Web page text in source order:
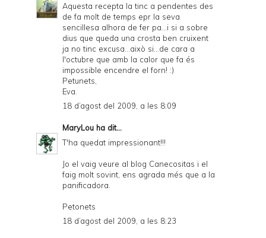
Aquesta recepta la tinc a pendentes des
de fa molt de temps epr la seva
sencillesa alhora de fer pa...i si a sobre
dius que queda una crosta ben cruixent
ja no tinc excusa...això si...de cara a
l'octubre que amb la calor que fa és
impossible encendre el forn! :)
Petunets,
Eva.
18 d’agost del 2009, a les 8:09
MaryLou ha dit...
T'ha quedat impressionant!!!
Jo el vaig veure al blog Canecositas i el
faig molt sovint, ens agrada més que a la
panificadora.
Petonets
18 d’agost del 2009, a les 8:23